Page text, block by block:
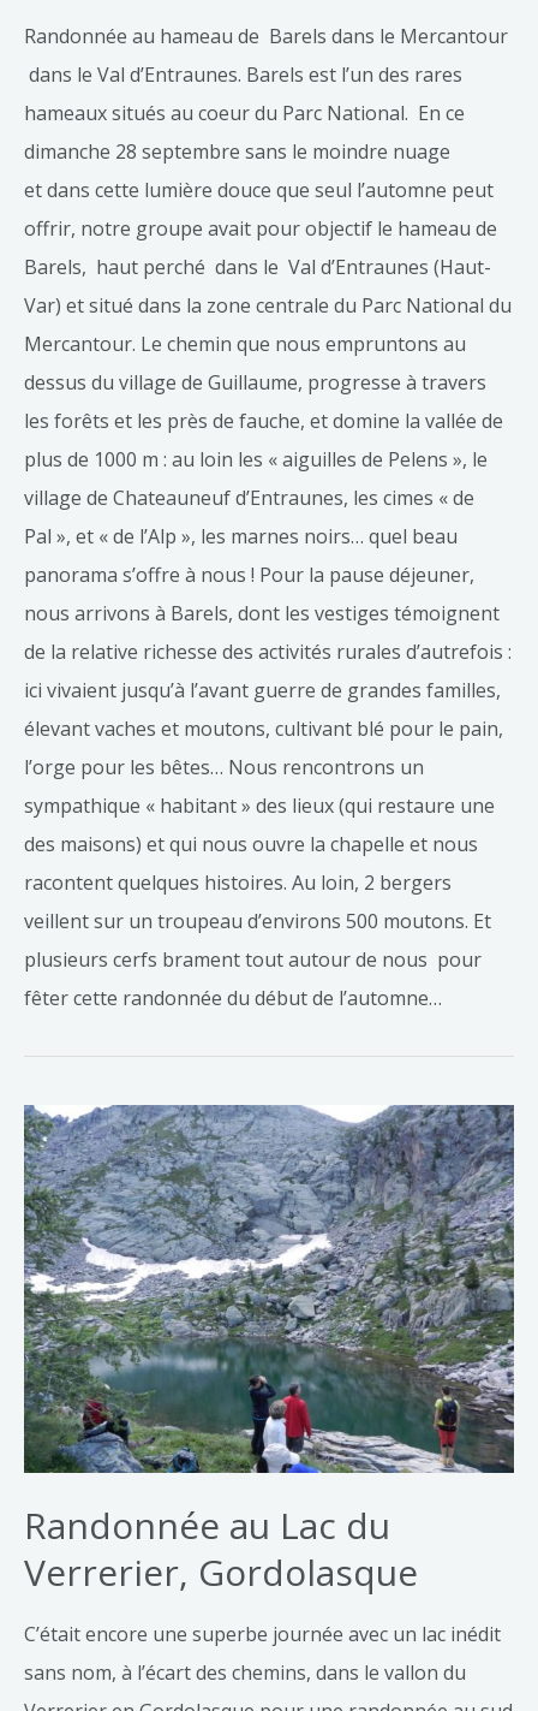
Randonnée au hameau de Barels dans le Mercantour
dans le Val d’Entraunes. Barels est l’un des rares
hameaux situés au coeur du Parc National. En ce
dimanche 28 septembre sans le moindre nuage
et dans cette lumière douce que seul l’automne peut
offrir, notre groupe avait pour objectif le hameau de
Barels, haut perché dans le Val d’Entraunes (Haut-
Var) et situé dans la zone centrale du Parc National du
Mercantour. Le chemin que nous empruntons au
dessus du village de Guillaume, progresse à travers
les forêts et les près de fauche, et domine la vallée de
plus de 1000 m : au loin les « aiguilles de Pelens », le
village de Chateauneuf d’Entraunes, les cimes « de
Pal », et « de l’Alp », les marnes noirs… quel beau
panorama s’offre à nous ! Pour la pause déjeuner,
nous arrivons à Barels, dont les vestiges témoignent
de la relative richesse des activités rurales d’autrefois :
ici vivaient jusqu’à l’avant guerre de grandes familles,
élevant vaches et moutons, cultivant blé pour le pain,
l’orge pour les bêtes… Nous rencontrons un
sympathique « habitant » des lieux (qui restaure une
des maisons) et qui nous ouvre la chapelle et nous
racontent quelques histoires. Au loin, 2 bergers
veillent sur un troupeau d’environs 500 moutons. Et
plusieurs cerfs brament tout autour de nous pour
fêter cette randonnée du début de l’automne…
Randonnée au Lac du
Verrerier, Gordolasque
C’était encore une superbe journée avec un lac inédit
sans nom, à l’écart des chemins, dans le vallon du